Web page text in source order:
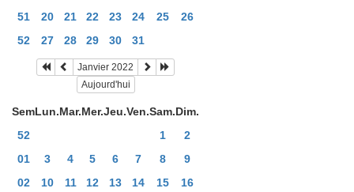
51
20 21 22 23 24 25
26
52
27 28 29 30 31
Janvier 2022
Aujourd'hui
SemLun.Mar.Mer.Jeu.Ven.Sam.Dim.
52
1
2
01
3 4 5 6 7 8
9
02
10 11 12 13 14 15
16